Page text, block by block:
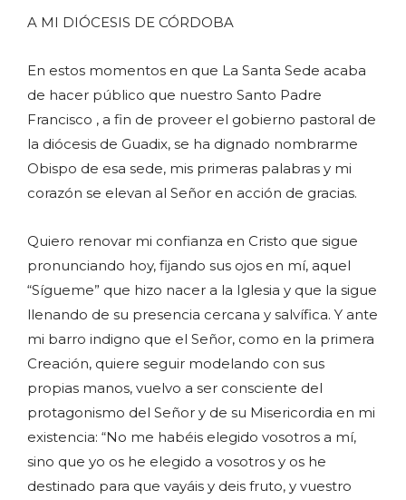
A MI DIÓCESIS DE CÓRDOBA
En estos momentos en que La Santa Sede acaba
de hacer público que nuestro Santo Padre
Francisco , a fin de proveer el gobierno pastoral de
la diócesis de Guadix, se ha dignado nombrarme
Obispo de esa sede, mis primeras palabras y mi
corazón se elevan al Señor en acción de gracias.
Quiero renovar mi confianza en Cristo que sigue
pronunciando hoy, fijando sus ojos en mí, aquel
“Sígueme” que hizo nacer a la Iglesia y que la sigue
llenando de su presencia cercana y salvífica. Y ante
mi barro indigno que el Señor, como en la primera
Creación, quiere seguir modelando con sus
propias manos, vuelvo a ser consciente del
protagonismo del Señor y de su Misericordia en mi
existencia: “No me habéis elegido vosotros a mí,
sino que yo os he elegido a vosotros y os he
destinado para que vayáis y deis fruto, y vuestro